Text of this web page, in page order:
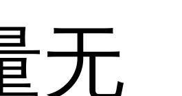
无